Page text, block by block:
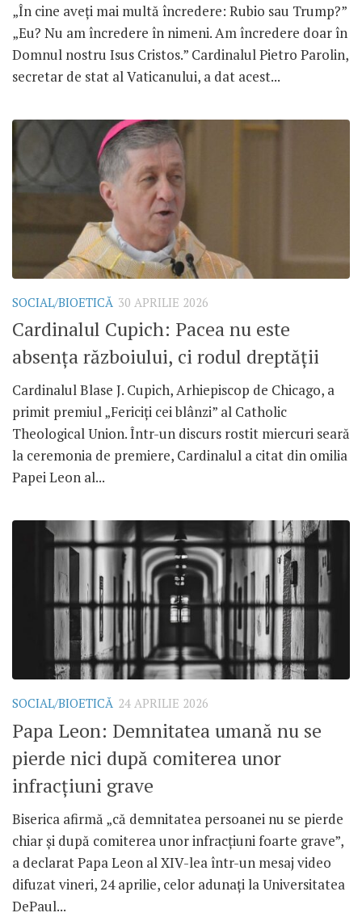
„În cine aveți mai multă încredere: Rubio sau Trump?”
„Eu? Nu am încredere în nimeni. Am încredere doar în
Domnul nostru Isus Cristos.” Cardinalul Pietro Parolin,
secretar de stat al Vaticanului, a dat acest...
SOCIAL/BIOETICĂ 30 APRILIE 2026
Cardinalul Cupich: Pacea nu este
absența războiului, ci rodul dreptății
Cardinalul Blase J. Cupich, Arhiepiscop de Chicago, a
primit premiul „Fericiți cei blânzi” al Catholic
Theological Union. Într-un discurs rostit miercuri seară
la ceremonia de premiere, Cardinalul a citat din omilia
Papei Leon al...
SOCIAL/BIOETICĂ 24 APRILIE 2026
Papa Leon: Demnitatea umană nu se
pierde nici după comiterea unor
infracțiuni grave
Biserica afirmă „că demnitatea persoanei nu se pierde
chiar și după comiterea unor infracțiuni foarte grave”,
a declarat Papa Leon al XIV-lea într-un mesaj video
difuzat vineri, 24 aprilie, celor adunați la Universitatea
DePaul...